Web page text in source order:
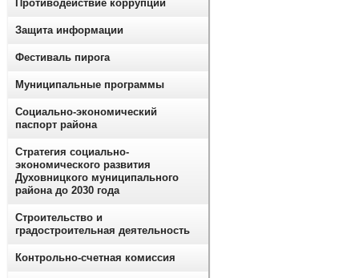
Противодействие коррупции
Защита информации
Фестиваль пирога
Муниципальные программы
Социально-экономический
паспорт района
Стратегия социально-
экономического развития
Духовницкого муниципального
района до 2030 года
Строительство и
градостроительная деятельность
Контрольно-счетная комиссия